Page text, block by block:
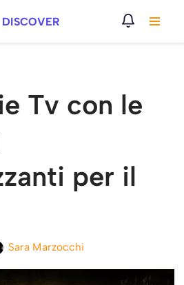
DISCOVER
Tv con le
per il
Sara Marzocchi